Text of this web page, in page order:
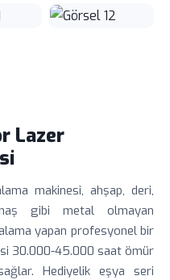
Lazer
makinesi, ahşap, deri,
gibi metal olmayan
yapan profesyonel bir
30.000-45.000 saat ömür
Hediyelik eşya seri